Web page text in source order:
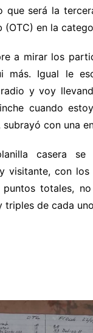
que será la
(OTC) en la
a mirar los
más. Igual le
y voy
cuando
subrayó con una
casera
visitante, con
totales,
triples de cada